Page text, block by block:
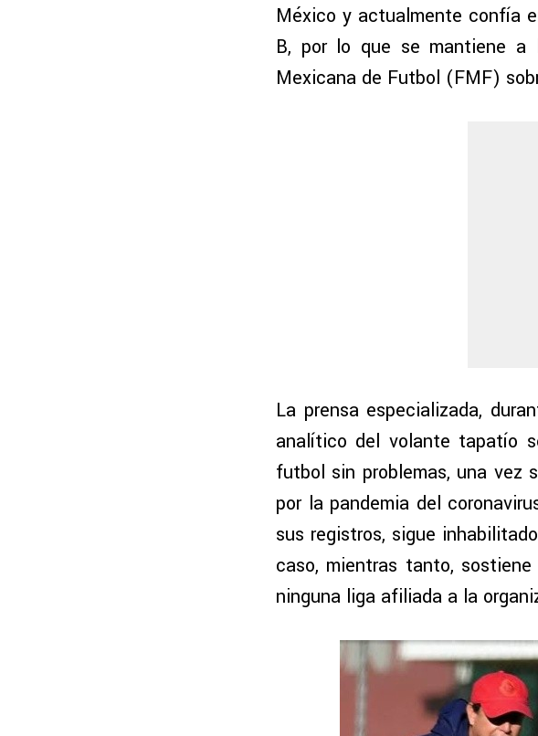
México y actualmente confía
B, por lo que se mantiene a
Mexicana de Futbol (FMF)
La prensa especializada,
analítico del volante tapatío
futbol sin problemas, una vez
por la pandemia del
sus registros, sigue
caso, mientras tanto,
ninguna liga afiliada a la